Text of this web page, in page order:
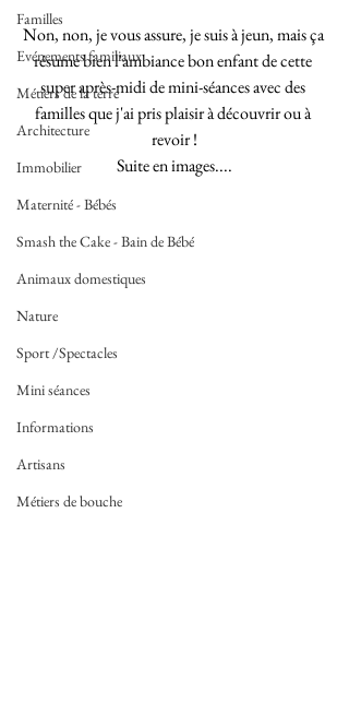
Familles
Evénements familiaux
Métiers de la terre
Architecture
Immobilier
Maternité - Bébés
Smash the Cake - Bain de Bébé
Animaux domestiques
Nature
Sport /Spectacles
Mini séances
Informations
Artisans
Métiers de bouche
Non, non, je vous assure, je suis à jeun, mais ça
résume bien l'ambiance bon enfant de cette
super après-midi de mini-séances avec des
familles que j'ai pris plaisir à découvrir ou à
revoir !
Suite en images....